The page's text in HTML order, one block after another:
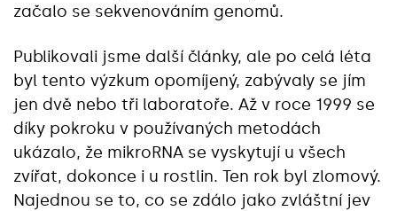
začalo se sekvenováním genomů.
Publikovali jsme další články, ale po celá léta
byl tento výzkum opomíjený, zabývaly se jím
jen dvě nebo tři laboratoře. Až v roce 1999 se
díky pokroku v používaných metodách
ukázalo, že mikroRNA se vyskytují u všech
zvířat, dokonce i u rostlin. Ten rok byl zlomový.
Najednou se to, co se zdálo jako zvláštní jev